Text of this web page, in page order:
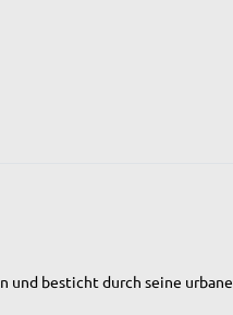
und besticht durch seine urbane